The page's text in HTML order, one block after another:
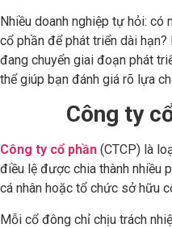
Nhiều doanh nghiệp tự hỏi: có
cổ phần để phát triển dài
đang chuyển giai đoạn phát
thể giúp bạn đánh giá rõ lựa
Công ty
Công ty cổ phần (CTCP) là
điều lệ được chia thành nhiều
cá nhân hoặc tổ chức sở hữu
Mỗi cổ đông chỉ chịu trách